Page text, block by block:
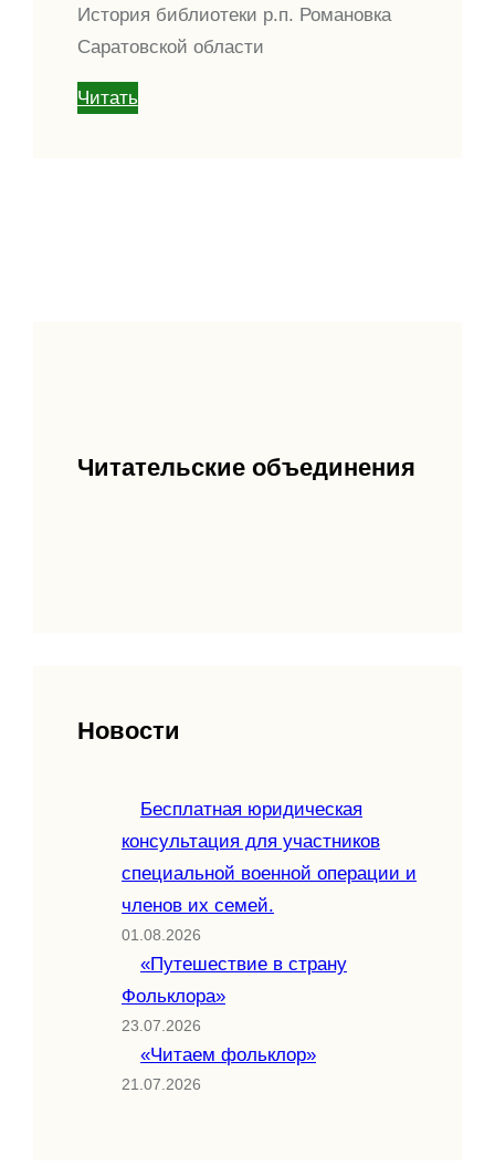
История библиотеки р.п. Романовка
Саратовской области
Читать
Читательские объединения
Новости
Бесплатная юридическая
консультация для участников
специальной военной операции и
членов их семей.
01.08.2026
«Путешествие в страну
Фольклора»
23.07.2026
«Читаем фольклор»
21.07.2026